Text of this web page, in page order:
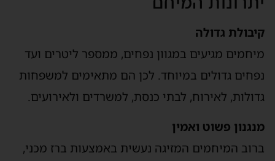
קיבולת גדולה
מיחמים מגיעים במגוון נפחים, ממספר ליטרים ועד
נפחים גדולים במיוחד. לכן הם מתאימים למשפחות
גדולות, לאירוח, לבתי כנסת, למשרדים ולאירועים.
מנגנון פשוט ואמין
ברוב המיחמים המזיגה נעשית באמצעות ברז מכני,